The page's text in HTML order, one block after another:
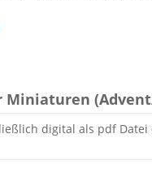
digital als pdf